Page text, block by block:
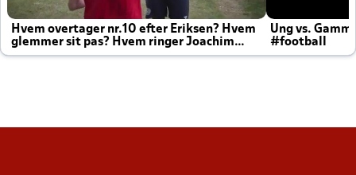
Hvem overtager nr.10 efter Eriksen? Hvem
glemmer sit pas? Hvem ringer Joachim
altid til efter kampe?
Ung vs.
#football